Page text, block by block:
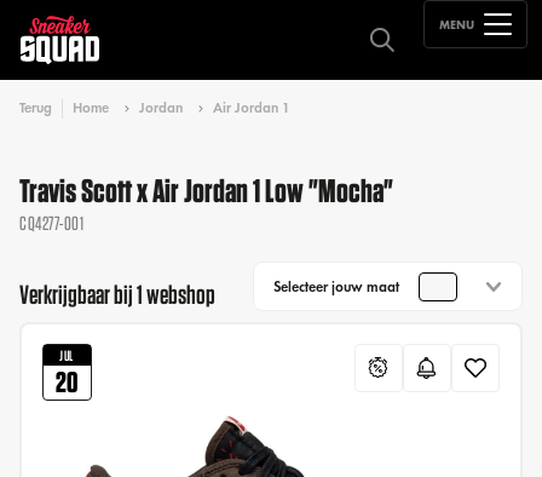
MENU
Terug Home Jordan Air Jordan 1
Travis Scott x Air Jordan 1 Low "Mocha"
CQ4277-001
Verkrijgbaar bij 1 webshop Selecteer jouw maat
JUL
20